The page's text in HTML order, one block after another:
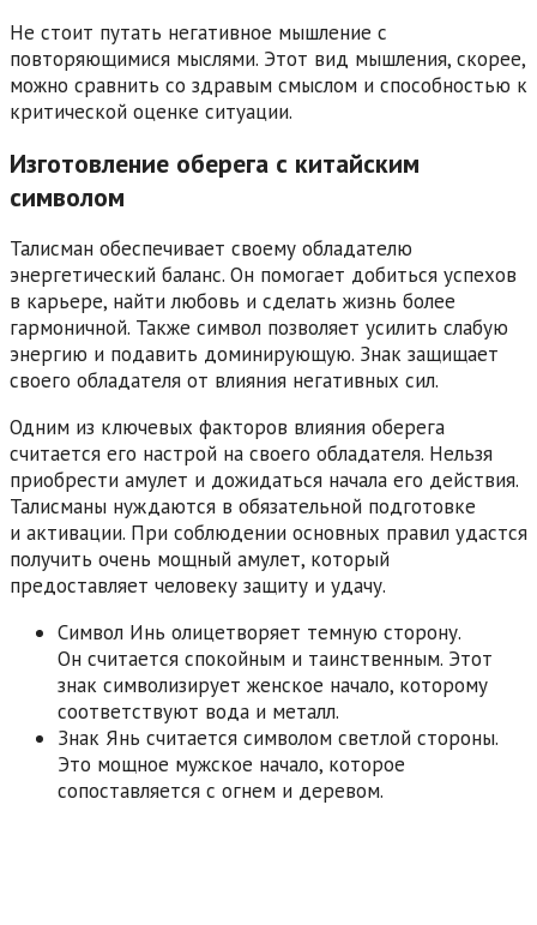
Не стоит путать негативное мышление с
повторяющимися мыслями. Этот вид мышления, скорее,
можно сравнить со здравым смыслом и способностью к
критической оценке ситуации.
Изготовление оберега с китайским
символом
Талисман обеспечивает своему обладателю
энергетический баланс. Он помогает добиться успехов
в карьере, найти любовь и сделать жизнь более
гармоничной. Также символ позволяет усилить слабую
энергию и подавить доминирующую. Знак защищает
своего обладателя от влияния негативных сил.
Одним из ключевых факторов влияния оберега
считается его настрой на своего обладателя. Нельзя
приобрести амулет и дожидаться начала его действия.
Талисманы нуждаются в обязательной подготовке
и активации. При соблюдении основных правил удастся
получить очень мощный амулет, который
предоставляет человеку защиту и удачу.
Символ Инь олицетворяет темную сторону.
Он считается спокойным и таинственным. Этот
знак символизирует женское начало, которому
соответствуют вода и металл.
Знак Янь считается символом светлой стороны.
Это мощное мужское начало, которое
сопоставляется с огнем и деревом.